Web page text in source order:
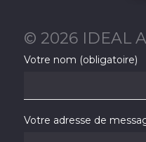
© 2026 IDEAL
Votre nom (obligatoire)
Votre adresse de